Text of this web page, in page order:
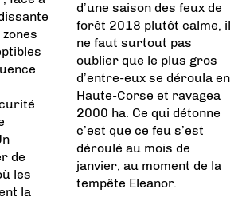
de
les
la
d’une saison des feux de
forêt 2018 plutôt calme, il
ne faut surtout pas
oublier que le plus gros
d’entre-eux se déroula en
Haute-Corse et ravagea
2000 ha. Ce qui détonne
c’est que ce feu s’est
déroulé au mois de
janvier, au moment de la
tempête Eleanor.